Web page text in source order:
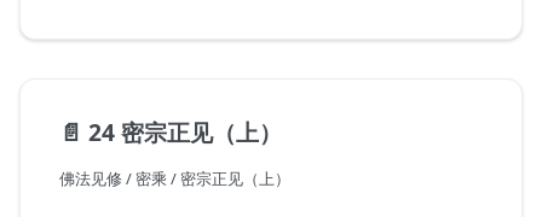
📄️ 24 密宗正见（上）
佛法见修 / 密乘 / 密宗正见（上）